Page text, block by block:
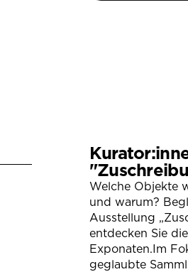
Welche Objekte
und warum?
Ausstellung
entdecken Sie
Exponaten.Im
geglaubte